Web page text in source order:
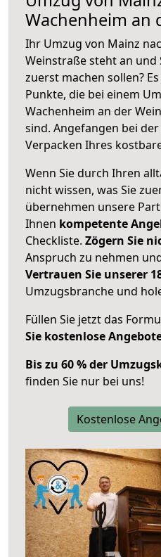
Wachenheim an
Ihr Umzug von Mainz
Weinstraße steht an und
zuerst machen sollen?
Punkte, die bei einem
Wachenheim an der
sind. Angefangen bei
Verpacken Ihres
Wenn Sie durch Ihren
nicht wissen, was Sie
übernehmen unsere
Ihnen kompetente
Checkliste. Zögern Sie
Anspruch zu nehmen
Vertrauen Sie unserer
Umzugsbranche und
Füllen Sie jetzt das
Sie kostenlose
Bis zu 60 % der
finden Sie nur bei uns!
Kostenlose